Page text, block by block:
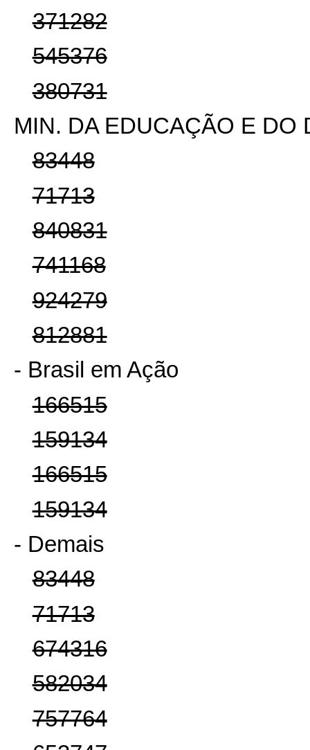
371282
545376
380731
MIN. DA EDUCAÇÃO E DO
83448
71713
840831
741168
924279
812881
- Brasil em Ação
166515
159134
166515
159134
- Demais
83448
71713
674316
582034
757764